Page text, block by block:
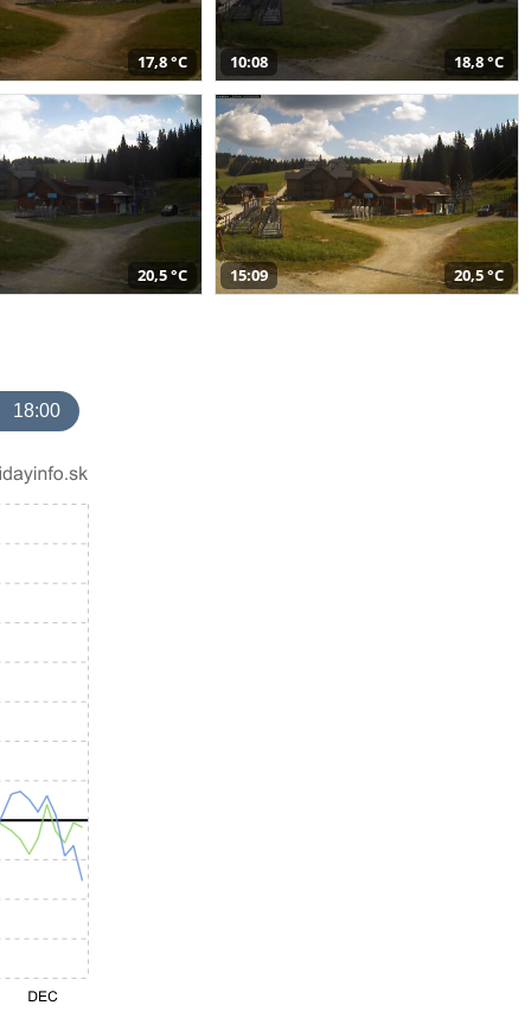
17,8 °C 10:08 18,8 °C
20,5 °C 15:09 20,5 °C
18:00